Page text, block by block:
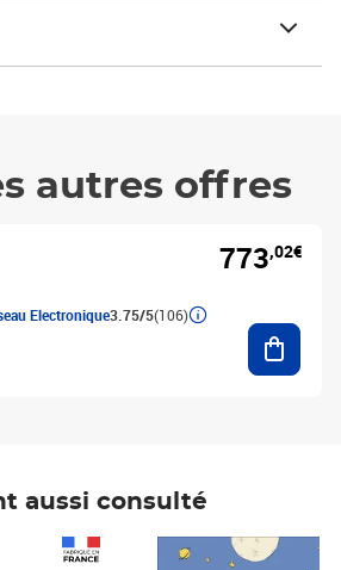
autres offres
Electronique3.75/5(106)
773,02€
aussi consulté
Prix 7,50€